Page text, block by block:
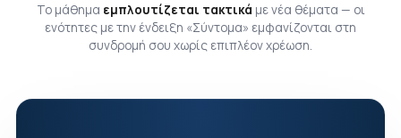
Το μάθημα εμπλουτίζεται τακτικά με νέα θέματα — οι
ενότητες με την ένδειξη «Σύντομα» εμφανίζονται στη
συνδρομή σου χωρίς επιπλέον χρέωση.